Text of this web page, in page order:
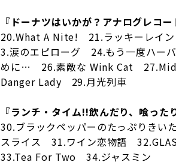
『ドーナツはいかが？アナログレコー
20.What A Nite! 21.ラッキーレイ
3.涙のエピローグ 24.もう一度ハー
めに… 26.素敵な Wink Cat
Danger Lady 29.月光列車
『ランチ・タイム!!飲んだり、喰った
30.ブラックペッパーのたっぷりきい
スライス 31.ワイン恋物語
33.Tea For Two 34.ジャスミン